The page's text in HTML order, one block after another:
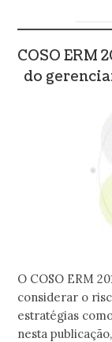
COSO ERM
do
O COSO ERM
considerar o
estratégias
nesta